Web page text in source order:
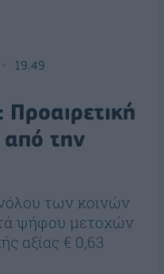
19:49
την
των κοινών
ψήφου μετοχών
αξίας € 0,63